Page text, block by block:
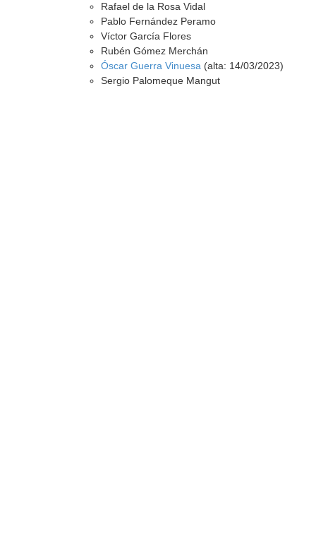
Rafael de la Rosa Vidal
Pablo Fernández Peramo
Víctor García Flores
Rubén Gómez Merchán
Óscar Guerra Vinuesa (alta: 14/03/2023)
Sergio Palomeque Mangut